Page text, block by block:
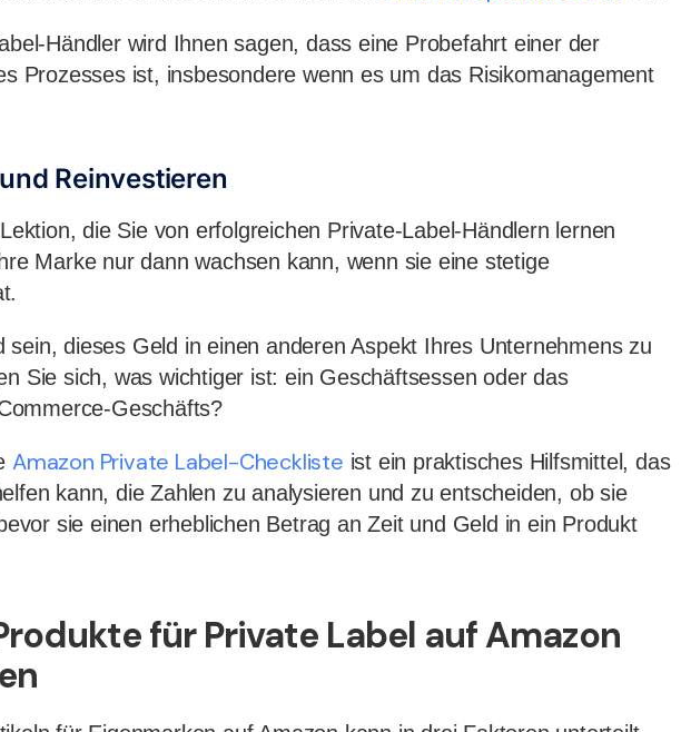
Händler wird Ihnen sagen, dass eine Probefahrt einer der
Prozesses ist, insbesondere wenn es um das Risikomanagement
Reinvestieren
die Sie von erfolgreichen Private-Label-Händlern lernen
Marke nur dann wachsen kann, wenn sie eine stetige
sein, dieses Geld in einen anderen Aspekt Ihres Unternehmens zu
Sie sich, was wichtiger ist: ein Geschäftsessen oder das
Geschäfts?
Amazon Private Label-Checkliste ist ein praktisches Hilfsmittel, das
kann, die Zahlen zu analysieren und zu entscheiden, ob sie
sie einen erheblichen Betrag an Zeit und Geld in ein Produkt
für Private Label auf Amazon